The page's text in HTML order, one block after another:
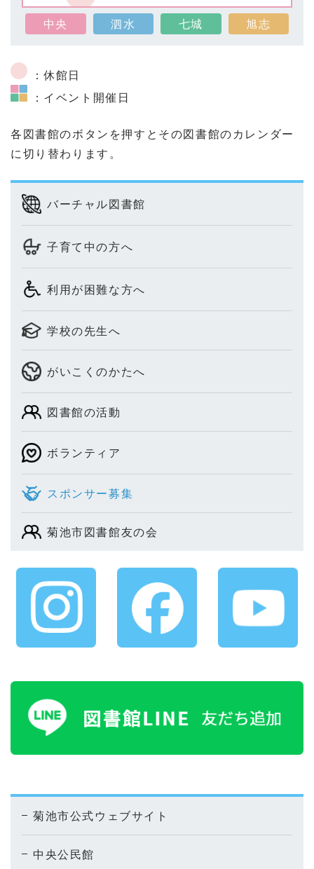
中央 泗水 七城 旭志
：休館日
：イベント開催日
各図書館のボタンを押すとその図書館のカレンダー
に切り替わります。
バーチャル図書館
子育て中の方へ
利用が困難な方へ
学校の先生へ
がいこくのかたへ
図書館の活動
ボランティア
スポンサー募集
菊池市図書館友の会
菊池市公式ウェブサイト
中央公民館